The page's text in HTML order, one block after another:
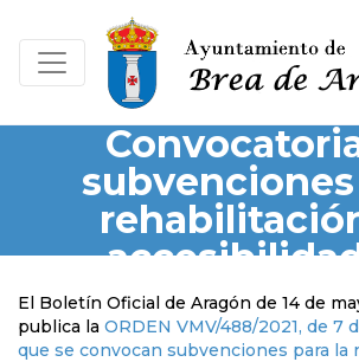
subvenciones
edificios y
El Boletín Oficial de Aragón de 14 de
publica la ORDEN VMV/488/2021, de 7
que se convocan subvenciones para la